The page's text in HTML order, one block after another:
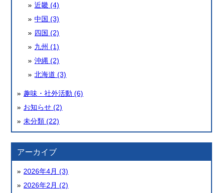
近畿 (4)
中国 (3)
四国 (2)
九州 (1)
沖縄 (2)
北海道 (3)
趣味・社外活動 (6)
お知らせ (2)
未分類 (22)
アーカイブ
2026年4月 (3)
2026年2月 (2)